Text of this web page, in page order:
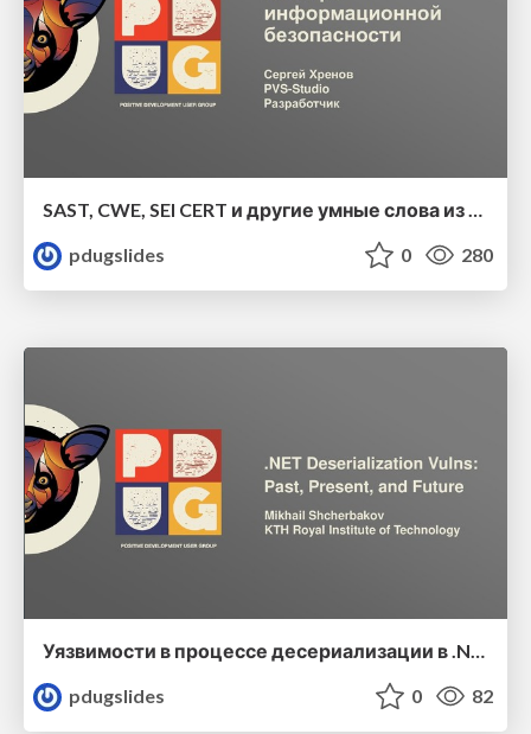
pdugslides
0 280
Уязвимости в процессе десериализации в .NET: прошлое, настоящее и будущее
pdugslides
0 82